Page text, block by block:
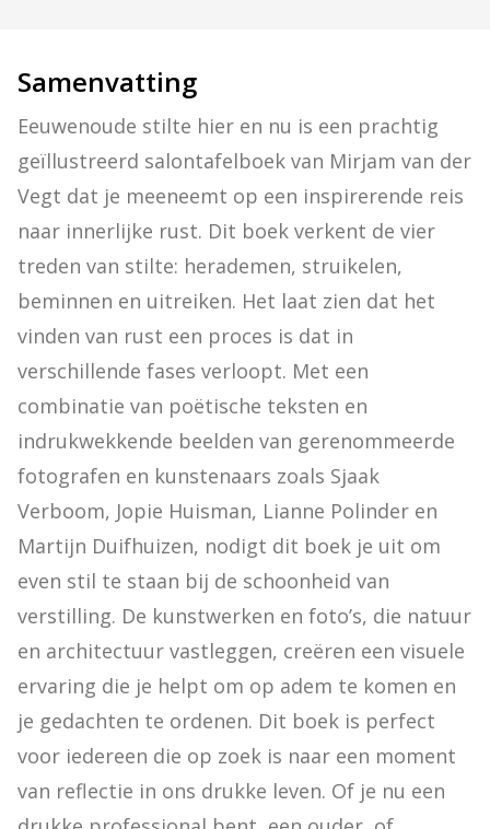
Samenvatting
Eeuwenoude stilte hier en nu is een prachtig
geïllustreerd salontafelboek van Mirjam van der
Vegt dat je meeneemt op een inspirerende reis
naar innerlijke rust. Dit boek verkent de vier
treden van stilte: herademen, struikelen,
beminnen en uitreiken. Het laat zien dat het
vinden van rust een proces is dat in
verschillende fases verloopt. Met een
combinatie van poëtische teksten en
indrukwekkende beelden van gerenommeerde
fotografen en kunstenaars zoals Sjaak
Verboom, Jopie Huisman, Lianne Polinder en
Martijn Duifhuizen, nodigt dit boek je uit om
even stil te staan bij de schoonheid van
verstilling. De kunstwerken en foto’s, die natuur
en architectuur vastleggen, creëren een visuele
ervaring die je helpt om op adem te komen en
je gedachten te ordenen. Dit boek is perfect
voor iedereen die op zoek is naar een moment
van reflectie in ons drukke leven. Of je nu een